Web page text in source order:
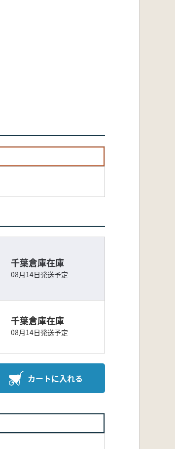
千葉倉庫在庫
08月14日発送予定
千葉倉庫在庫
08月14日発送予定
カートに入れる